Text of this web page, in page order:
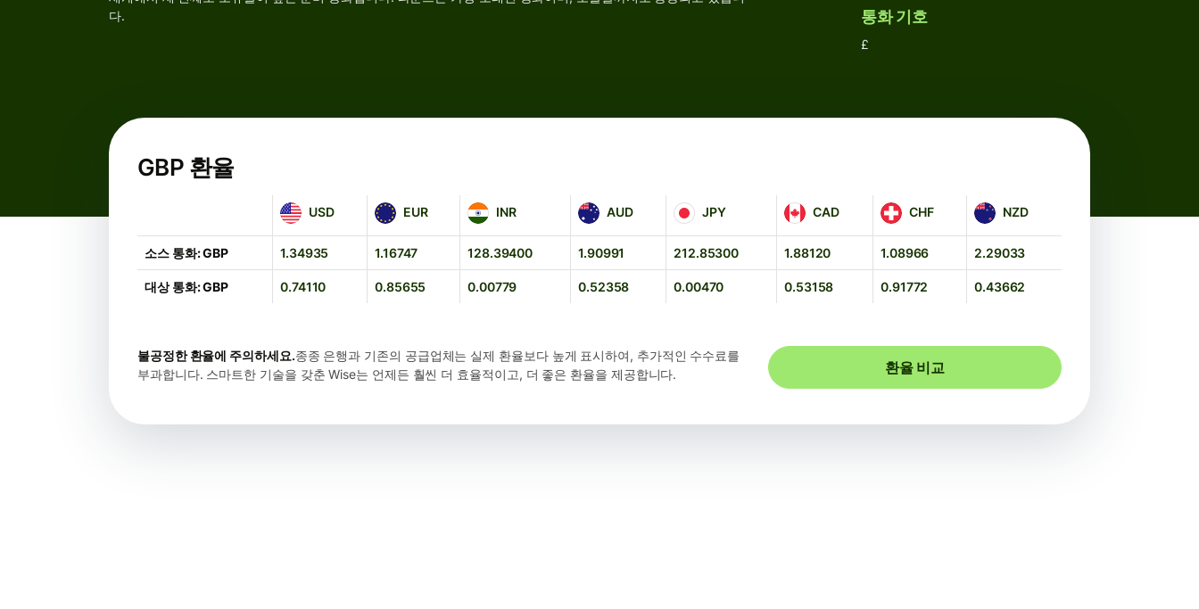
다.
통화 기호
£
GBP 환율
USD
USD EUR
EUR INR
INR AUD
AUD JPY
JPY CAD
CAD CHF
CHF NZD
NZD
소스 통화: GBP 1.34935 1.16747 128.39400 1.90991 212.85300 1.88120 1.08966 2.29033
대상 통화: GBP 0.74110 0.85655 0.00779 0.52358 0.00470 0.53158 0.91772 0.43662
불공정한 환율에 주의하세요.종종 은행과 기존의 공급업체는 실제 환율보다 높게 표시하여, 추가적인 수수료를
부과합니다. 스마트한 기술을 갖춘 Wise는 언제든 훨씬 더 효율적이고, 더 좋은 환율을 제공합니다.
환율 비교